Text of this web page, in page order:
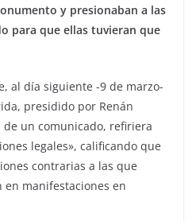
y presionaban a las
para que ellas tuvieran que
al día siguiente -9 de marzo-
presidido por Renán
de un comunicado, refiriera
legales», calificando que
contrarias a las que
manifestaciones en